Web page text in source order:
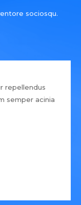
sociosqu.
repellendus
semper acinia